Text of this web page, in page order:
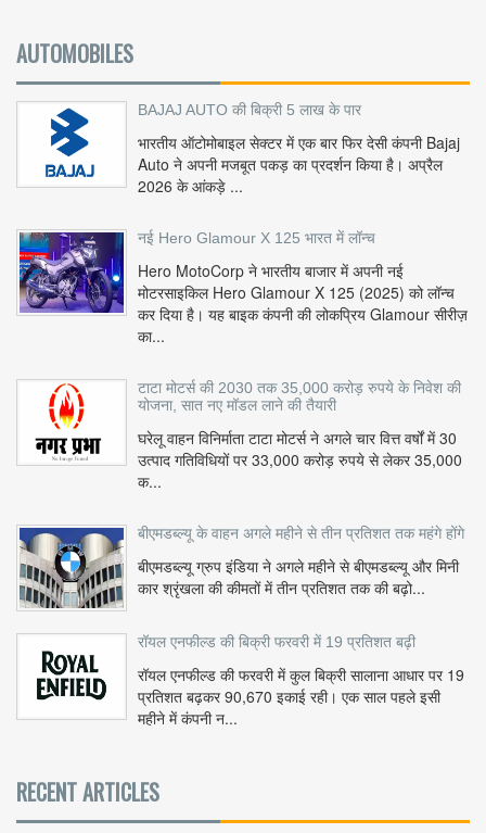
AUTOMOBILES
BAJAJ AUTO की बिक्री 5 लाख के पार
भारतीय ऑटोमोबाइल सेक्टर में एक बार फिर देसी कंपनी Bajaj
Auto ने अपनी मजबूत पकड़ का प्रदर्शन किया है। अप्रैल
2026 के आंकड़े ...
नई Hero Glamour X 125 भारत में लॉन्च
Hero MotoCorp ने भारतीय बाजार में अपनी नई
मोटरसाइकिल Hero Glamour X 125 (2025) को लॉन्च
कर दिया है। यह बाइक कंपनी की लोकप्रिय Glamour सीरीज़
का...
टाटा मोटर्स की 2030 तक 35,000 करोड़ रुपये के निवेश की
योजना, सात नए मॉडल लाने की तैयारी
घरेलू वाहन विनिर्माता टाटा मोटर्स ने अगले चार वित्त वर्षों में 30
उत्पाद गतिविधियों पर 33,000 करोड़ रुपये से लेकर 35,000
क...
बीएमडब्ल्यू के वाहन अगले महीने से तीन प्रतिशत तक महंगे होंगे
बीएमडब्ल्यू ग्रुप इंडिया ने अगले महीने से बीएमडब्ल्यू और मिनी
कार श्रृंखला की कीमतों में तीन प्रतिशत तक की बढ़ो...
रॉयल एनफील्ड की बिक्री फरवरी में 19 प्रतिशत बढ़ी
रॉयल एनफील्ड की फरवरी में कुल बिक्री सालाना आधार पर 19
प्रतिशत बढ़कर 90,670 इकाई रही। एक साल पहले इसी
महीने में कंपनी न...
RECENT ARTICLES